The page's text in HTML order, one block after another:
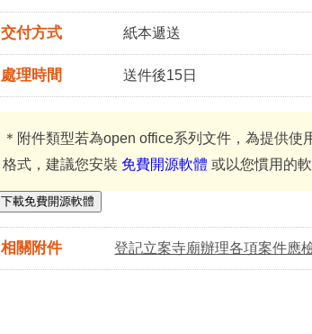
交付方式 紙本遞送
處理時間 送件後15日
＊附件類型若為open office系列文件，為提供
格式，建議您安裝 免費開源軟體 或以您慣用的
下載免費開源軟體
相關附件 登記立案寺廟辦理各項案件應